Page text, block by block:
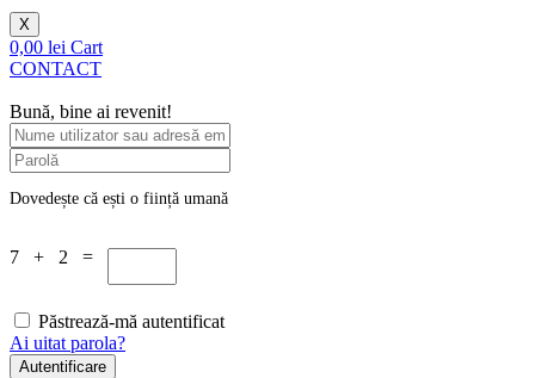
X
0,00 lei Cart
CONTACT
Bună, bine ai revenit!
Dovedește că ești o ființă umană
7 + 2 =
Păstrează-mă autentificat
Ai uitat parola?
Autentificare